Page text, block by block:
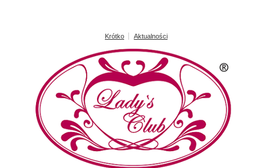
Krótko Aktualności